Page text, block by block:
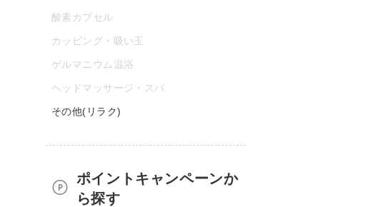
酸素カプセル
カッピング・吸い玉
ゲルマニウム温浴
ヘッドマッサージ・スパ
その他(リラク)
ポイントキャンペーンか
ら探す